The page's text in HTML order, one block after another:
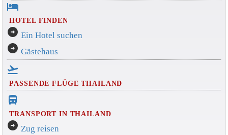
hotel
HOTEL FINDEN
arrow_circle_right Ein Hotel suchen
arrow_circle_right Gästehaus
flight_takeoff
PASSENDE FLÜGE THAILAND
directions_bus_filled
TRANSPORT IN THAILAND
arrow_circle_right Zug reisen